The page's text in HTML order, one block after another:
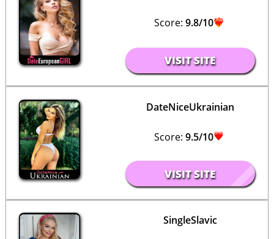
Score: 9.8/10
VISIT SITE
DateNiceUkrainian
Score: 9.5/10
VISIT SITE
SingleSlavic